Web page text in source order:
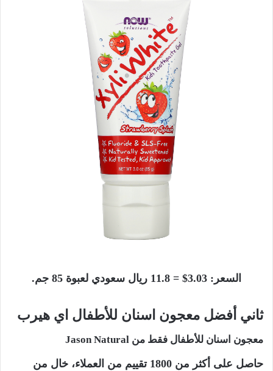
السعر: 3.03$ = 11.8 ريال سعودي لعبوة 85 جم.
ثاني أفضل معجون اسنان للأطفال اي هيرب
معجون اسنان للأطفال فقط من Jason Natural
حاصل على أكثر من 1800 تقييم من العملاء، خال من